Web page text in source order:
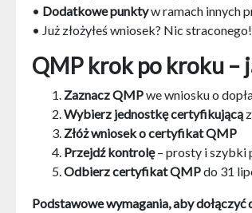
• Dodatkowe punktyw ramach innych
• Już złożyłeś wniosek? Nic
QMP krok po kroku –
Zaznacz QMPwe wniosku o
Wybierz jednostkę certyfikującą
Złóż wniosek o certyfikat QMP
Przejdź kontrolę– prosty i szybki
Odbierz certyfikat QMPdo 31
Podstawowe wymagania, aby dołączyć